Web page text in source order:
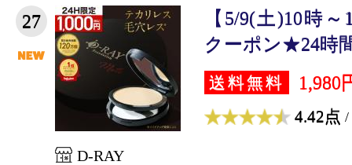
27
【5/9(土)10時
クーポン★24時
送料無料 1,980
4.42点 /
D-RAY